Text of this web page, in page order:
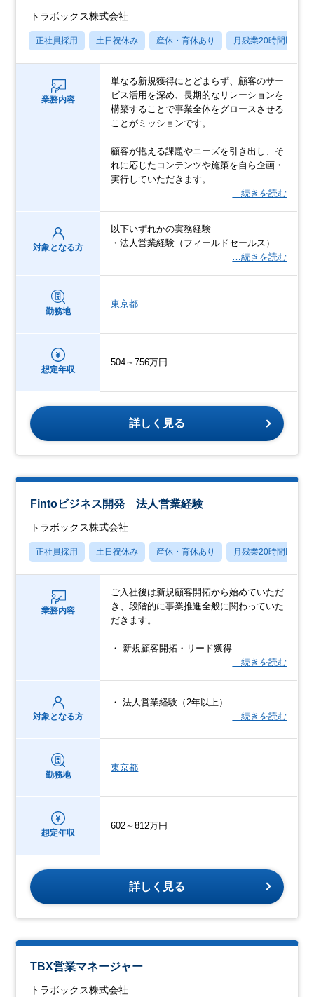
トラボックス株式会社
正社員採用 土日祝休み 産休・育休あり 月残業20時間以内
業務内容
単なる新規獲得にとどまらず、顧客のサー
ビス活用を深め、長期的なリレーションを
構築することで事業全体をグロースさせる
ことがミッションです。
顧客が抱える課題やニーズを引き出し、そ
れに応じたコンテンツや施策を自ら企画・
実行していただきます。
…続きを読む
対象となる方
以下いずれかの実務経験
・法人営業経験（フィールドセールス）
…続きを読む
勤務地
東京都
想定年収
504～756万円
詳しく見る
Fintoビジネス開発 法人営業経験
トラボックス株式会社
正社員採用 土日祝休み 産休・育休あり 月残業20時間以内
業務内容
ご入社後は新規顧客開拓から始めていただ
き、段階的に事業推進全般に関わっていた
だきます。
・ 新規顧客開拓・リード獲得
…続きを読む
対象となる方
・ 法人営業経験（2年以上）
…続きを読む
勤務地
東京都
想定年収
602～812万円
詳しく見る
TBX営業マネージャー
トラボックス株式会社